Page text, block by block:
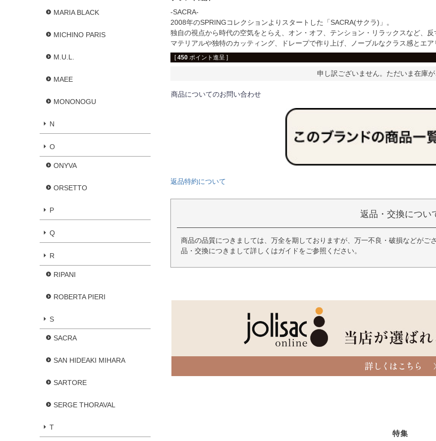
MARIA BLACK
MICHINO PARIS
M.U.L.
MAEE
MONONOGU
N
O
ONYVA
ORSETTO
P
Q
R
RIPANI
ROBERTA PIERI
S
SACRA
SAN HIDEAKI MIHARA
SARTORE
SERGE THORAVAL
T
-SACRA-
2008年のSPRINGコレクションよりスタートした「SACRA(サクラ)」。
独自の視点から時代の空気をとらえ、オン・オフ、テンション・リラックスなど、
マテリアルや独特のカッティング、ドレープで作り上げ、ノーブルなクラス感とエア
[ 450 ポイント進呈 ]
申し訳ございません。ただいま在庫が
商品についてのお問い合わせ
返品特約について
返品・交換につい
商品の品質につきましては、万全を期しておりますが、万一不良・破損などがご
品・交換につきまして詳しくはガイドをご参照ください。
特集